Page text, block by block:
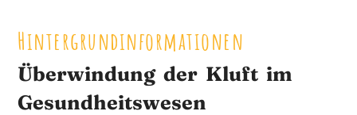
Hintergrundinformationen
Überwindung der Kluft im
Gesundheitswesen